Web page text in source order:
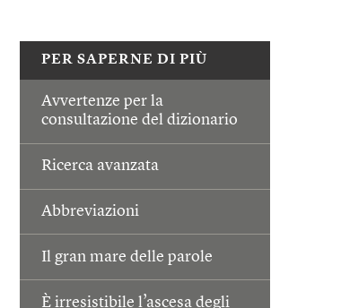
PER SAPERNE DI PIÙ
Avvertenze per la
consultazione del dizionario
Ricerca avanzata
Abbreviazioni
Il gran mare delle parole
È irresistibile l’ascesa degli